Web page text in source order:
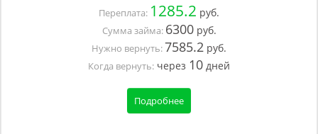
Переплата: 1285.2 руб.
Сумма займа: 6300руб.
Нужно вернуть:7585.2 руб.
Когда вернуть: через 10 дней
Подробнее